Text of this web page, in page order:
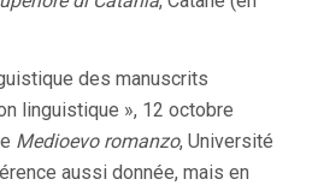
des manuscrits
linguistique », 12 octobre
Medioevo romanzo, Université
aussi donnée, mais en